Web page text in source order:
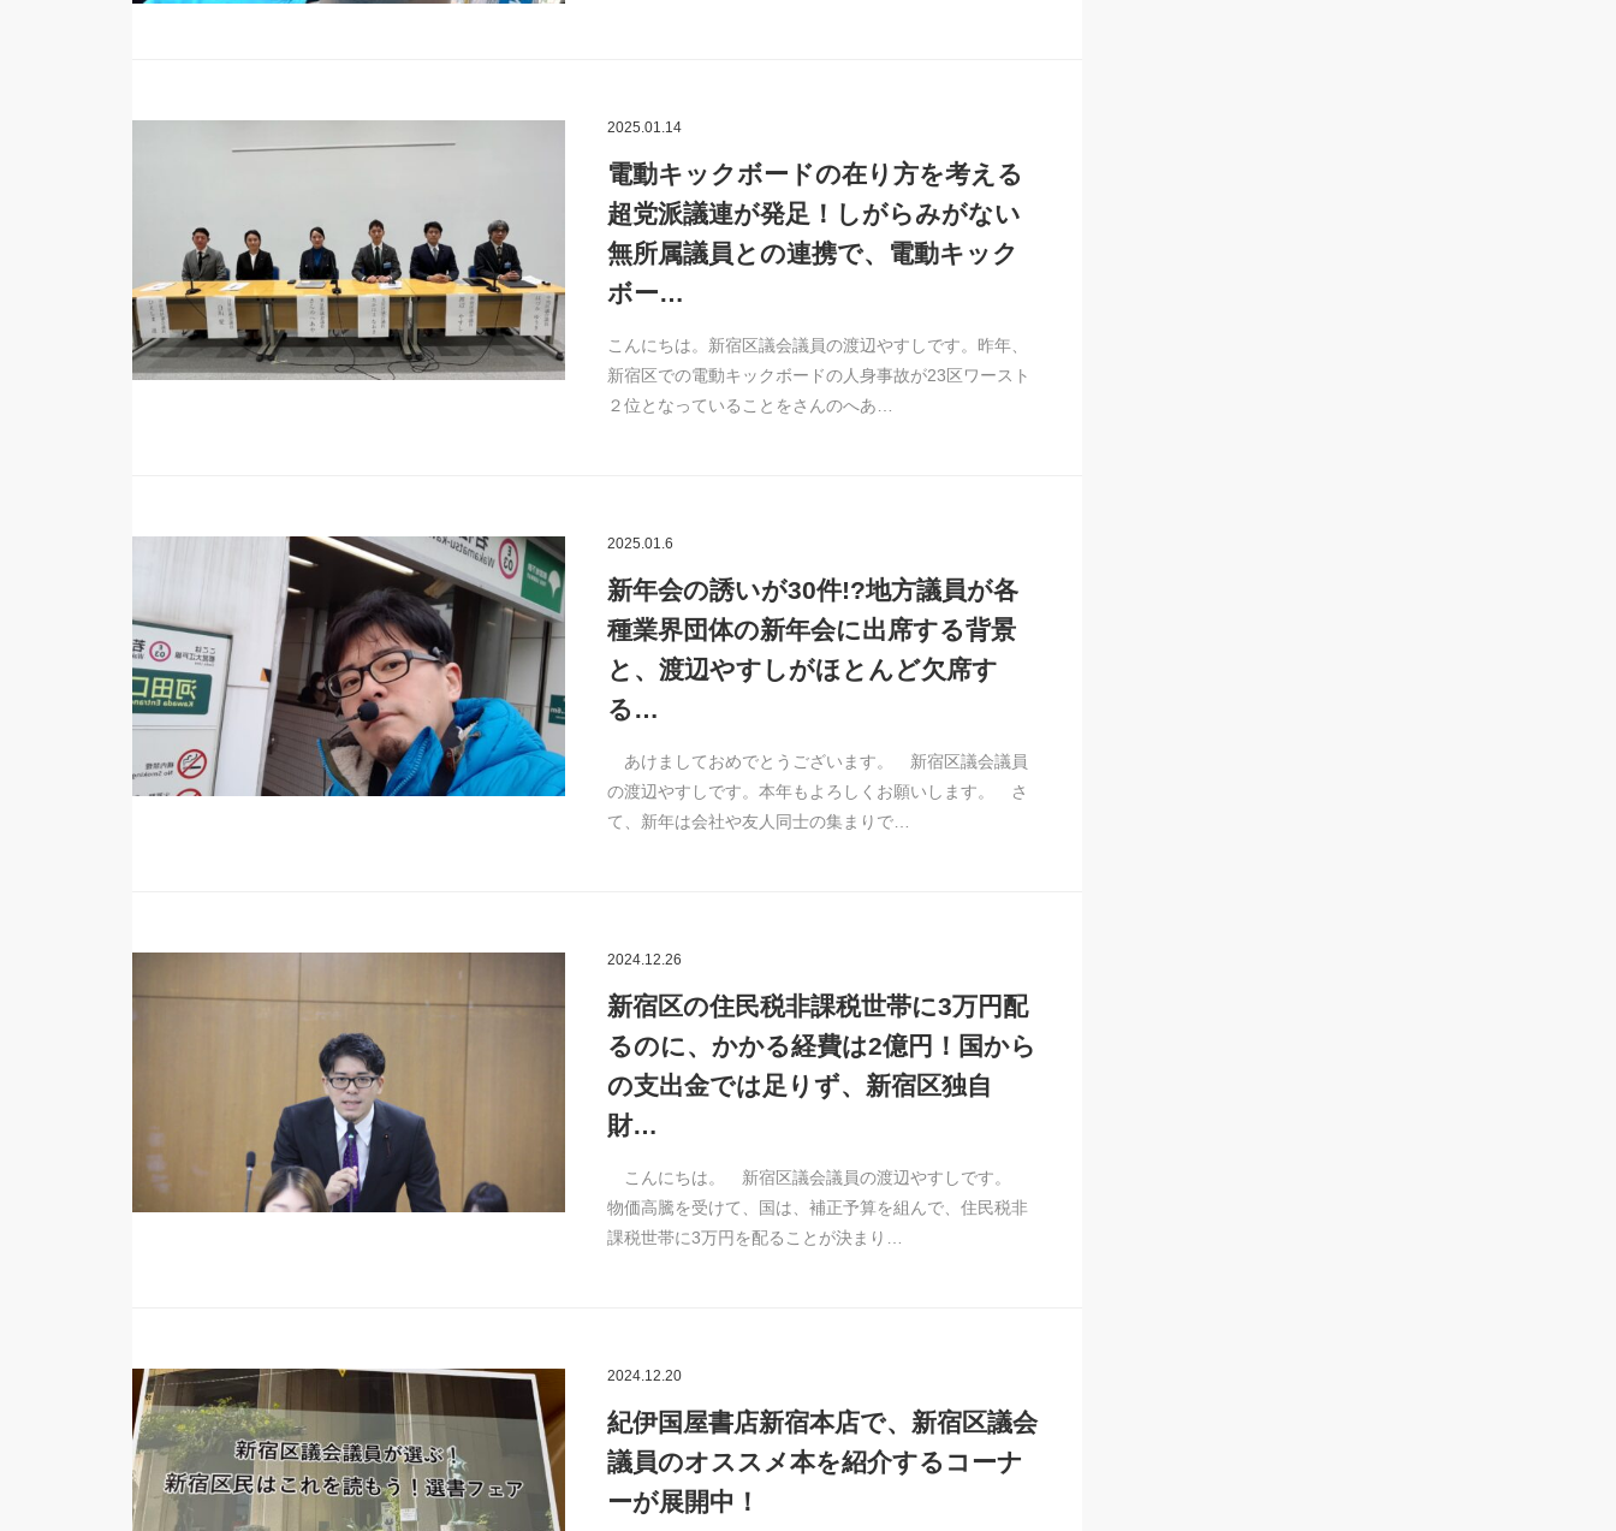
2025.01.14
電動キックボードの在り方を考える
超党派議連が発足！しがらみがない
無所属議員との連携で、電動キック
ボー…
こんにちは。新宿区議会議員の渡辺やすしです。昨年、
新宿区での電動キックボードの人身事故が23区ワースト
２位となっていることをさんのへあ…
2025.01.6
新年会の誘いが30件!?地方議員が各
種業界団体の新年会に出席する背景
と、渡辺やすしがほとんど欠席す
る…
あけましておめでとうございます。 新宿区議会議員
の渡辺やすしです。本年もよろしくお願いします。 さ
て、新年は会社や友人同士の集まりで…
2024.12.26
新宿区の住民税非課税世帯に3万円配
るのに、かかる経費は2億円！国から
の支出金では足りず、新宿区独自
財…
こんにちは。 新宿区議会議員の渡辺やすしです。
物価高騰を受けて、国は、補正予算を組んで、住民税非
課税世帯に3万円を配ることが決まり…
2024.12.20
紀伊国屋書店新宿本店で、新宿区議会
議員のオススメ本を紹介するコーナ
ーが展開中！